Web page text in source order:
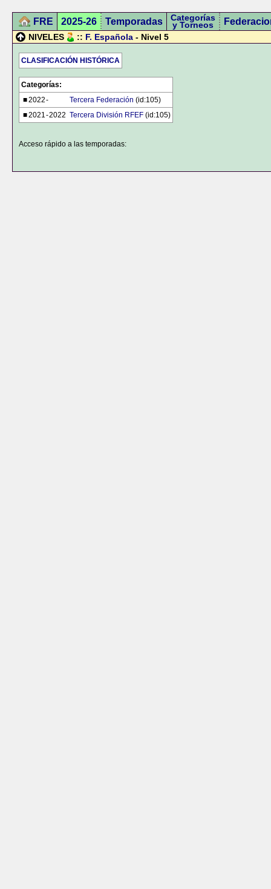
FRE 2025-26 Temporadas Categorías
y Torneos
NIVELES :: F. Española - Nivel 5
CLASIFICACIÓN HISTÓRICA
Categorías:
■2022- Tercera Federación (id:105)
■2021-2022 Tercera División RFEF (id:105)
Acceso rápido a las temporadas: